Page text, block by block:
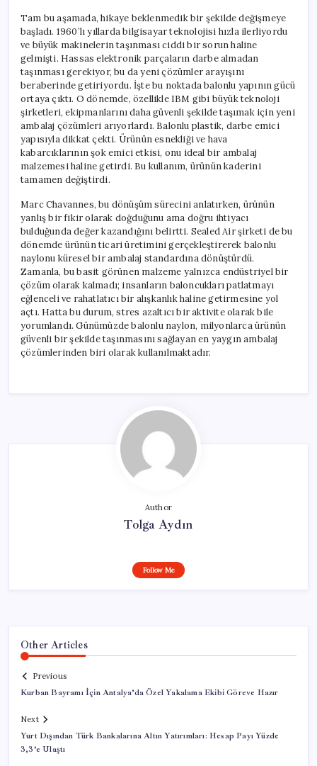
Tam bu aşamada, hikaye beklenmedik bir şekilde değişmeye
başladı. 1960’lı yıllarda bilgisayar teknolojisi hızla ilerliyordu
ve büyük makinelerin taşınması ciddi bir sorun haline
gelmişti. Hassas elektronik parçaların darbe almadan
taşınması gerekiyor, bu da yeni çözümler arayışını
beraberinde getiriyordu. İşte bu noktada balonlu yapının gücü
ortaya çıktı. O dönemde, özellikle IBM gibi büyük teknoloji
şirketleri, ekipmanlarını daha güvenli şekilde taşımak için yeni
ambalaj çözümleri arıyorlardı. Balonlu plastik, darbe emici
yapısıyla dikkat çekti. Ürünün esnekliği ve hava
kabarcıklarının şok emici etkisi, onu ideal bir ambalaj
malzemesi haline getirdi. Bu kullanım, ürünün kaderini
tamamen değiştirdi.
Marc Chavannes, bu dönüşüm sürecini anlatırken, ürünün
yanlış bir fikir olarak doğduğunu ama doğru ihtiyacı
bulduğunda değer kazandığını belirtti. Sealed Air şirketi de bu
dönemde ürünün ticari üretimini gerçekleştirerek balonlu
naylonu küresel bir ambalaj standardına dönüştürdü.
Zamanla, bu basit görünen malzeme yalnızca endüstriyel bir
çözüm olarak kalmadı; insanların baloncukları patlatmayı
eğlenceli ve rahatlatıcı bir alışkanlık haline getirmesine yol
açtı. Hatta bu durum, stres azaltıcı bir aktivite olarak bile
yorumlandı. Günümüzde balonlu naylon, milyonlarca ürünün
güvenli bir şekilde taşınmasını sağlayan en yaygın ambalaj
çözümlerinden biri olarak kullanılmaktadır.
Author
Tolga Aydın
Follow Me
Other Articles
Previous
Kurban Bayramı İçin Antalya’da Özel Yakalama Ekibi Göreve Hazır
Next
Yurt Dışından Türk Bankalarına Altın Yatırımları: Hesap Payı Yüzde
3,3’e Ulaştı